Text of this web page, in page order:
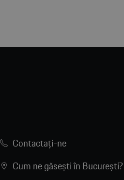
Contactaţi-ne
Cum ne găsești în București?